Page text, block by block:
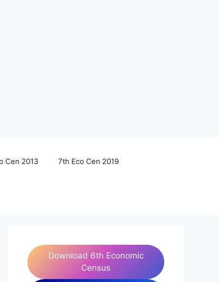
Cen 2013 7th Eco Cen 2019
Download 6th Economic
Census